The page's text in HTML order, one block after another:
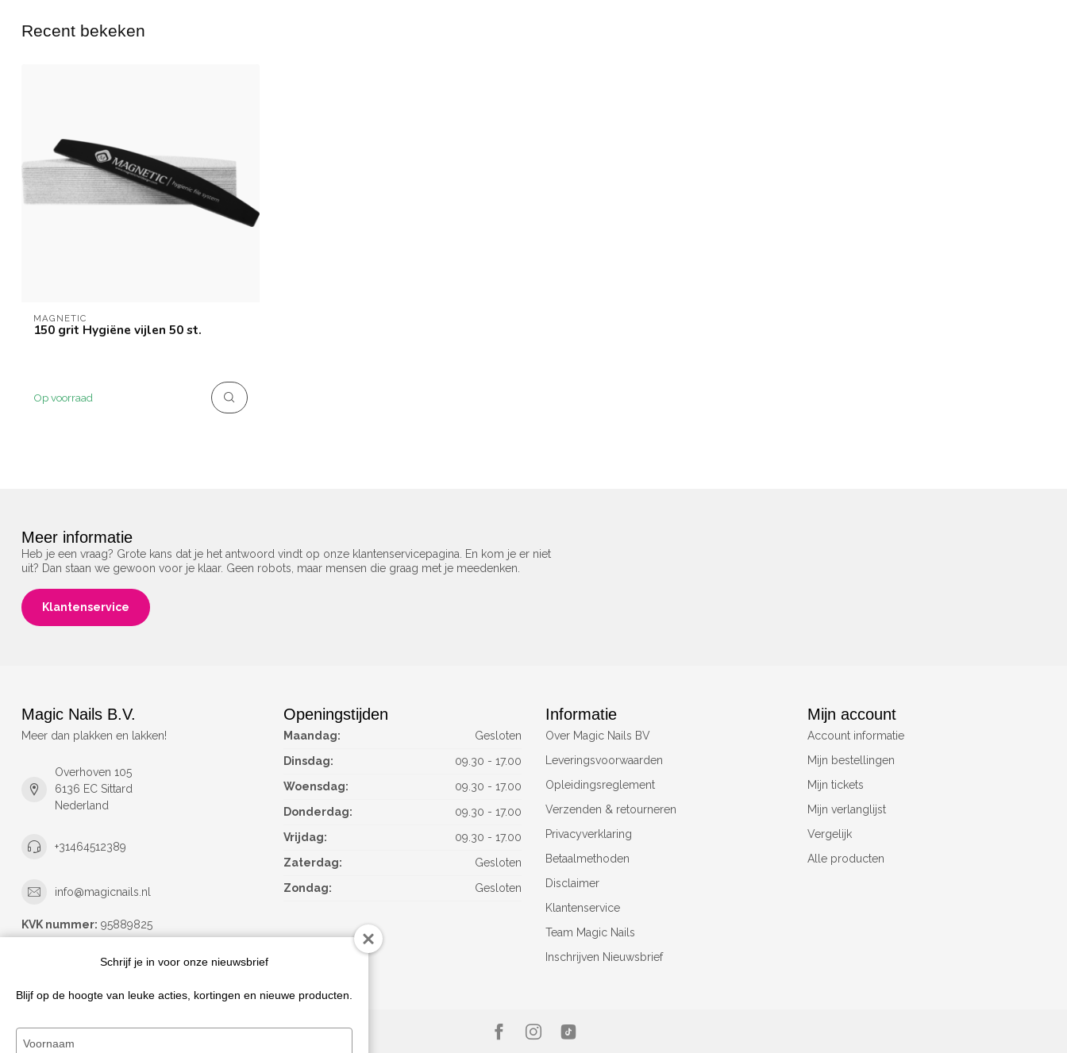
Recent bekeken
MAGNETIC
150 grit Hygiëne vijlen 50 st.
Op voorraad
Meer informatie
Heb je een vraag? Grote kans dat je het antwoord vindt op onze klantenservicepagina. En kom je er niet
uit? Dan staan we gewoon voor je klaar. Geen robots, maar mensen die graag met je meedenken.
Klantenservice
Magic Nails B.V.
Meer dan plakken en lakken!
Overhoven 105
6136 EC Sittard
Nederland
+31464512389
info@magicnails.nl
KVK nummer: 95889825
Openingstijden
Maandag:
Gesloten
Dinsdag:
09.30 - 17.00
Woensdag:
09.30 - 17.00
Donderdag:
09.30 - 17.00
Vrijdag:
09.30 - 17.00
Zaterdag:
Gesloten
Zondag:
Gesloten
Informatie
Over Magic Nails BV
Leveringsvoorwaarden
Opleidingsreglement
Verzenden & retourneren
Privacyverklaring
Betaalmethoden
Disclaimer
Klantenservice
Team Magic Nails
Inschrijven Nieuwsbrief
Mijn account
Account informatie
Mijn bestellingen
Mijn tickets
Mijn verlanglijst
Vergelijk
Alle producten
Schrijf je in voor onze nieuwsbrief
Blijf op de hoogte van leuke acties, kortingen en nieuwe producten.